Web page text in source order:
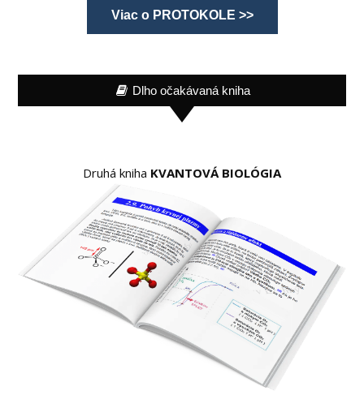
Viac o PROTOKOLE >>
Dlho očakávaná kniha
Druhá kniha KVANTOVÁ BIOLÓGIA